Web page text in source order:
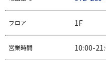
フロア 1F
営業時間 10:00-